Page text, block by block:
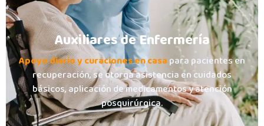
Auxiliares de Enfermería
Apoyo diario y curaciones en casapara pacientes en
recuperación, se otorga asistencia en cuidados
básicos, aplicación de medicamentos y atención
posquirúrgica.